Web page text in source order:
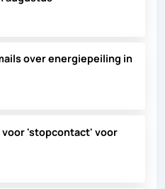
over energiepeiling in
'stopcontact' voor